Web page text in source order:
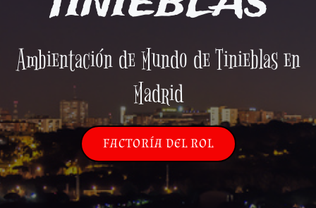
Ambientación de Mundo de Tinieblas en
Madrid
FACTORÍA DEL ROL